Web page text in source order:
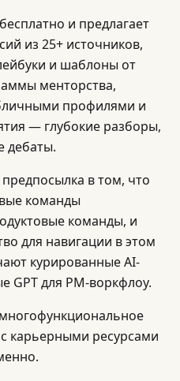
и предлагает
из 25+ источников,
и шаблоны от
менторства,
профилями и
— глубокие разборы,
дебаты.
в том, что
команды
команды, и
для навигации в этом
курированные AI-
GPT для PM-воркфлоу.
карьерными ресурсами